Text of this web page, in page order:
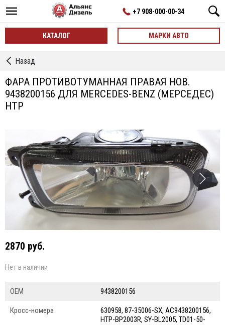
+7 908-000-00-34
КАТАЛОГ МАРКИ АВТО
←
/
фары/
габариты
Назад
ФАРА ПРОТИВОТУМАННАЯ ПРАВАЯ НОВ.
9438200156 ДЛЯ MERCEDES-BENZ (МЕРСЕДЕС)
HTP
2870 руб.
Нет в наличии
ОЕМ 9438200156
Кросс-номера
630958, 87-35006-SX, AC9438200156,
HTP-BP2003R, SY-BL2005, TD01-50-